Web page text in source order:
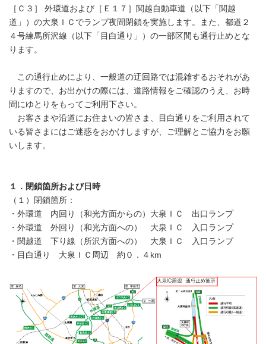
［Ｃ３］ 外環道および［Ｅ１７］関越自動車道（以下「関越
道」）の大泉ＩＣでランプ夜間閉鎖を実施します。また、都道２
４号練馬所沢線（以下「目白通り」）の一部区間も通行止めとな
ります。
この通行止めにより、一般道の迂回路では混雑するおそれがあ
りますので、お出かけの際には、道路情報をご確認のうえ、お時
間にゆとりをもってご利用下さい。
お客さまや沿道にお住まいの皆さま、目白通りをご利用されて
いる皆さまにはご迷惑をおかけしますが、ご理解とご協力をお願
いします。
１．閉鎖箇所および日時
（１）閉鎖箇所：
・外環道 内回り（和光方面からの）大泉ＩＣ 出口ランプ
・外環道 外回り（和光方面への） 大泉ＩＣ 入口ランプ
・関越道 下り線（所沢方面への） 大泉ＩＣ 入口ランプ
・目白通り 大泉ＩＣ周辺 約０．４km